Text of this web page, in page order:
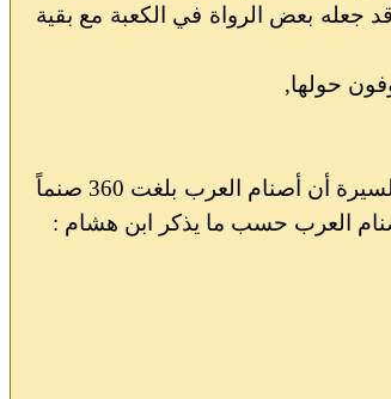
جعله بعض الرواة في الكعبة مع بقية
حولها,
* فالعرب قبل الإسلام لم يكن لهم معبود واحد ولم تكن وثنيتهم توحيدية, وقد ذكر ابن هشام في السيرة أن أصنام العرب بلغت 360 صنماً
العرب حسب ما يذكر ابن هشام :